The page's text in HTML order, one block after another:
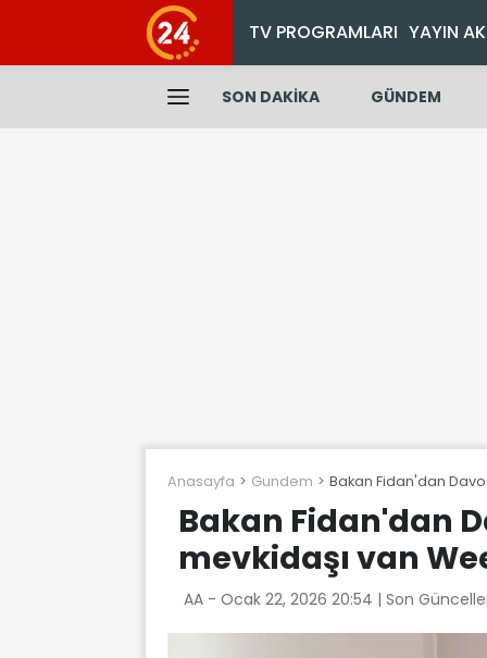
TV PROGRAMLARI YAYIN
SON DAKİKA GÜNDEM
Anasayfa Gundem Bakan Fidan'dan
Bakan Fidan'dan
mevkidaşı van
AA - Ocak 22, 2026 20:54 | Son